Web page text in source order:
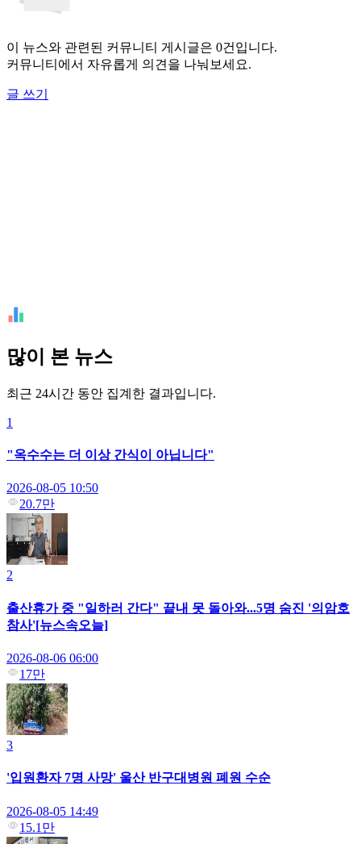
이 뉴스와 관련된 커뮤니티 게시글은 0건입니다.
커뮤니티에서 자유롭게 의견을 나눠보세요.
글 쓰기
많이 본 뉴스
최근 24시간 동안 집계한 결과입니다.
1
"옥수수는 더 이상 간식이 아닙니다"
2026-08-05 10:50
20.7만
2
출산휴가 중 "일하러 간다" 끝내 못 돌아와...5명 숨진 '의암호
참사'[뉴스속오늘]
2026-08-06 06:00
17만
3
'입원환자 7명 사망' 울산 반구대병원 폐원 수순
2026-08-05 14:49
15.1만